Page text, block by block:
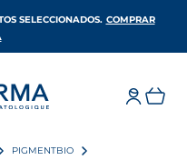
SELECCIONADOS​. COMPRAR
PIGMENTBIO